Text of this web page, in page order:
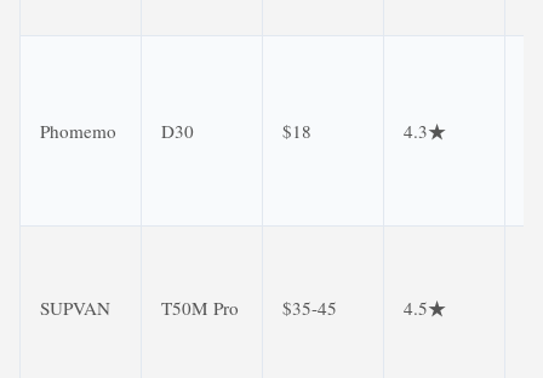
Phomemo D30 $18 4.3★
SUPVAN T50M Pro $35-45 4.5★